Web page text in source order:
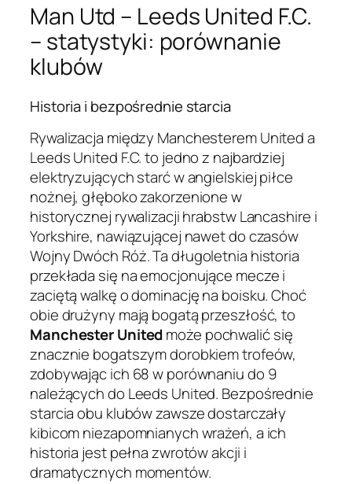
Man Utd – Leeds United F.C.
– statystyki: porównanie
klubów
Historia i bezpośrednie starcia
Rywalizacja między Manchesterem United a
Leeds United F.C. to jedno z najbardziej
elektryzujących starć w angielskiej piłce
nożnej, głęboko zakorzenione w
historycznej rywalizacji hrabstw Lancashire i
Yorkshire, nawiązującej nawet do czasów
Wojny Dwóch Róż. Ta długoletnia historia
przekłada się na emocjonujące mecze i
zaciętą walkę o dominację na boisku. Choć
obie drużyny mają bogatą przeszłość, to
Manchester Unitedmoże pochwalić się
znacznie bogatszym dorobkiem trofeów,
zdobywając ich 68 w porównaniu do 9
należących do Leeds United. Bezpośrednie
starcia obu klubów zawsze dostarczały
kibicom niezapomnianych wrażeń, a ich
historia jest pełna zwrotów akcji i
dramatycznych momentów.